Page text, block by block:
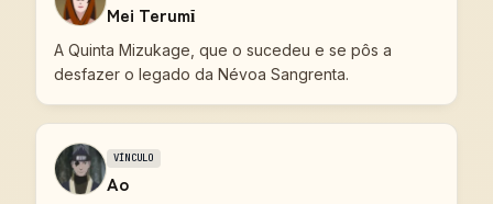
Mei Terumī
A Quinta Mizukage, que o sucedeu e se pôs a
desfazer o legado da Névoa Sangrenta.
VÍNCULO
Ao